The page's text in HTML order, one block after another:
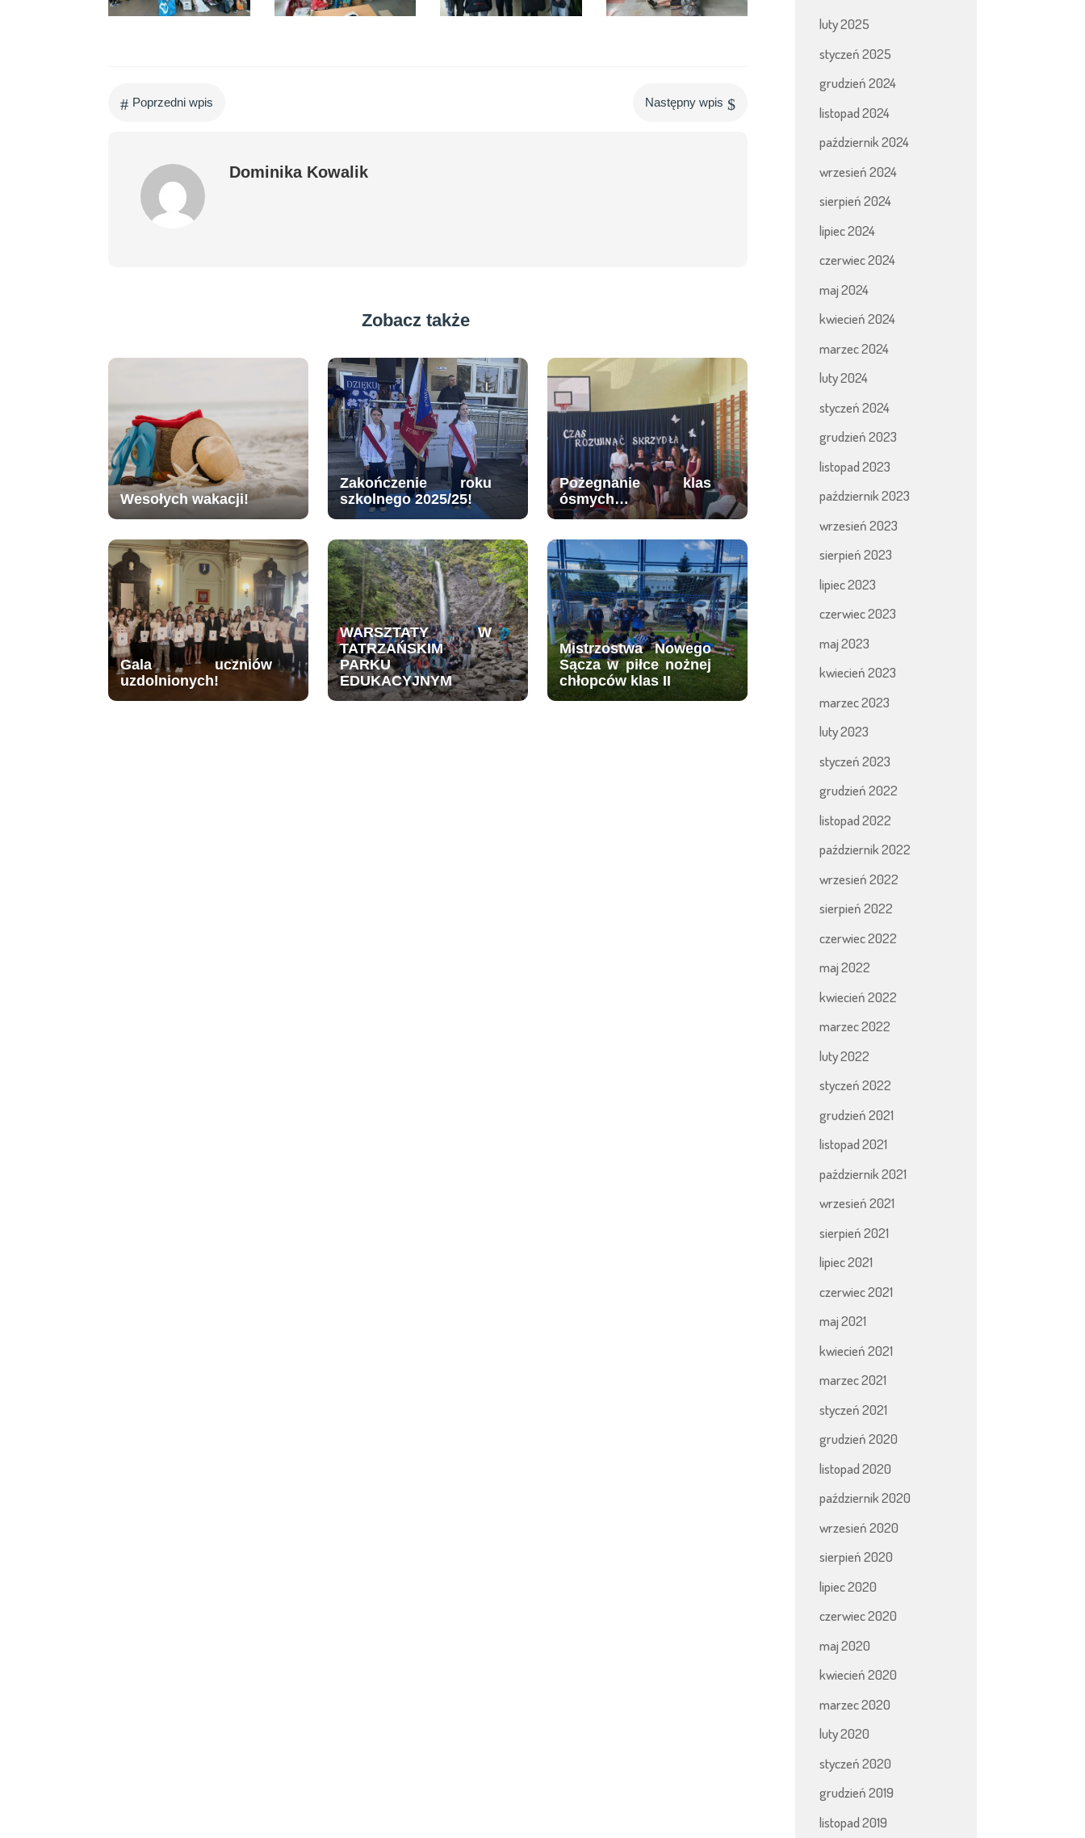
# Poprzedni wpis Następny wpis $
Dominika Kowalik
Zobacz także
Wesołych wakacji!
Zakończenie roku
szkolnego 2025/25!
Pożegnanie klas
ósmych…
Gala uczniów
uzdolnionych!
WARSZTATY W
TATRZAŃSKIM
PARKU
EDUKACYJNYM
Mistrzostwa Nowego
Sącza w piłce nożnej
chłopców klas II
luty 2025
styczeń 2025
grudzień 2024
listopad 2024
październik 2024
wrzesień 2024
sierpień 2024
lipiec 2024
czerwiec 2024
maj 2024
kwiecień 2024
marzec 2024
luty 2024
styczeń 2024
grudzień 2023
listopad 2023
październik 2023
wrzesień 2023
sierpień 2023
lipiec 2023
czerwiec 2023
maj 2023
kwiecień 2023
marzec 2023
luty 2023
styczeń 2023
grudzień 2022
listopad 2022
październik 2022
wrzesień 2022
sierpień 2022
czerwiec 2022
maj 2022
kwiecień 2022
marzec 2022
luty 2022
styczeń 2022
grudzień 2021
listopad 2021
październik 2021
wrzesień 2021
sierpień 2021
lipiec 2021
czerwiec 2021
maj 2021
kwiecień 2021
marzec 2021
styczeń 2021
grudzień 2020
listopad 2020
październik 2020
wrzesień 2020
sierpień 2020
lipiec 2020
czerwiec 2020
maj 2020
kwiecień 2020
marzec 2020
luty 2020
styczeń 2020
grudzień 2019
listopad 2019